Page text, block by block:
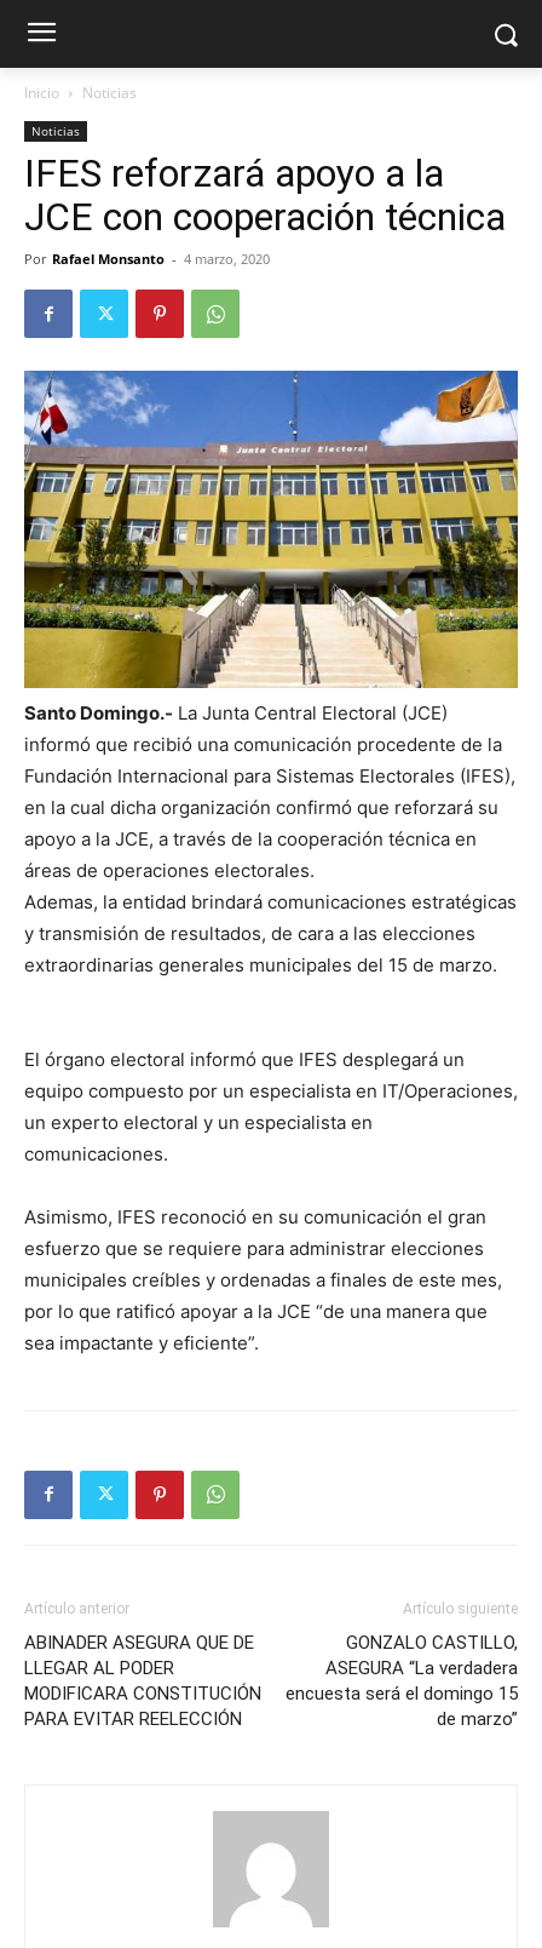
Inicio Noticias
Noticias
IFES reforzará apoyo a la
JCE con cooperación técnica
Por Rafael Monsanto - 4 marzo, 2020
Santo Domingo.- La Junta Central Electoral (JCE)
informó que recibió una comunicación procedente de la
Fundación Internacional para Sistemas Electorales (IFES),
en la cual dicha organización confirmó que reforzará su
apoyo a la JCE, a través de la cooperación técnica en
áreas de operaciones electorales.
Ademas, la entidad brindará comunicaciones estratégicas
y transmisión de resultados, de cara a las elecciones
extraordinarias generales municipales del 15 de marzo.
El órgano electoral informó que IFES desplegará un
equipo compuesto por un especialista en IT/Operaciones,
un experto electoral y un especialista en
comunicaciones.
Asimismo, IFES reconoció en su comunicación el gran
esfuerzo que se requiere para administrar elecciones
municipales creíbles y ordenadas a finales de este mes,
por lo que ratificó apoyar a la JCE “de una manera que
sea impactante y eficiente”.
Artículo anterior
ABINADER ASEGURA QUE DE
LLEGAR AL PODER
MODIFICARA CONSTITUCIÓN
PARA EVITAR REELECCIÓN
Artículo siguiente
GONZALO CASTILLO,
ASEGURA “La verdadera
encuesta será el domingo 15
de marzo”